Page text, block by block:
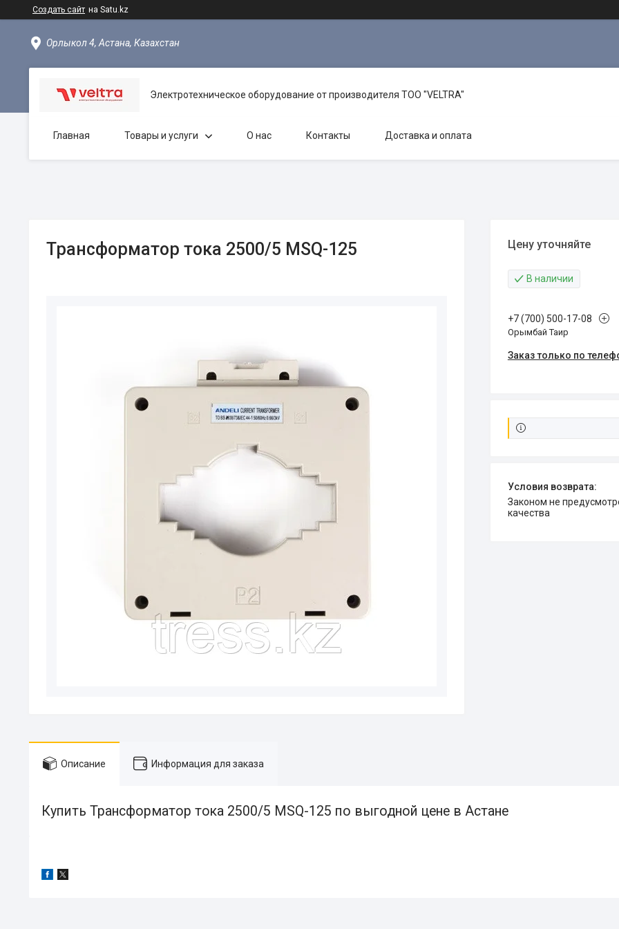
Создать сайт на Satu.kz
Орлыкол 4, Астана, Казахстан
Электротехническое оборудование от производителя TOO "VELTRA"
Главная Товары и услуги О нас Контакты Доставка и оплата
Трансформатор тока 2500/5 MSQ-125 Цену уточняйте
В наличии
+7 (700) 500-17-08
Орымбай Таир
Заказ только по
Законом не предусмотрен возврат и обмен данного товара надлежащего
качества
Описание Информация для заказа
Купить Трансформатор тока 2500/5 MSQ-125 по выгодной цене в Астане